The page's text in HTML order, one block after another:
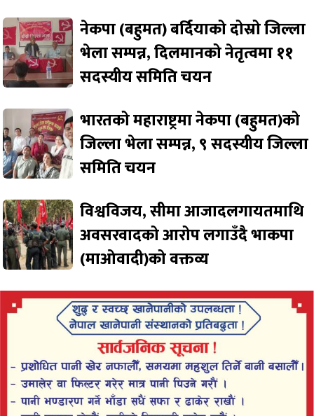
नेकपा (बहुमत) बर्दियाको दोस्रो जिल्ला
भेला सम्पन्न, दिलमानको नेतृत्वमा ११
सदस्यीय समिति चयन
भारतको महाराष्ट्रमा नेकपा (बहुमत)को
जिल्ला भेला सम्पन्न, ९ सदस्यीय जिल्ला
समिति चयन
विश्वविजय, सीमा आजादलगायतमाथि
अवसरवादको आरोप लगाउँदै भाकपा
(माओवादी)को वक्तव्य